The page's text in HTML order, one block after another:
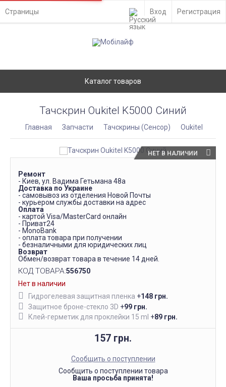
Страницы Вход Регистрация
Каталог товаров
Тачскрин Oukitel K5000 Синий
Главная Запчасти Тачскрины (Сенсор) Oukitel
НЕТ В НАЛИЧИИ
Ремонт
- Киев, ул. Вадима Гетьмана 48а
Доставка по Украине
- самовывоз из отделения Новой Почты
- курьером службы доставки на адрес
Оплата
- картой Visa/MasterCard онлайн
- Приват24
- MonoBank
- оплата товара при получении
- безналичными для юридических лиц
Возврат
Обмен/возврат товара в течение 14 дней.
КОД ТОВАРА:556750
Нет в наличии
Гидрогелевая защитная пленка +148 грн.
Защитное броне-стекло 3D +99 грн.
Клей-герметик для проклейки 15 ml +89 грн.
157 грн.
Сообщить о поступлении
Сообщить о поступлении товара
Ваша просьба принята!